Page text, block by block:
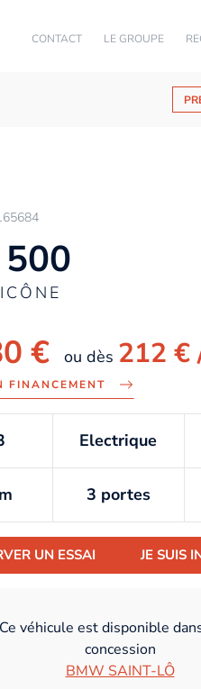
CONTACT LE GROUPE
€ ou dès 212 €
FINANCEMENT
Electrique
3 portes
UN ESSAI JE SUIS
véhicule est disponible
concession
BMW SAINT-LÔ